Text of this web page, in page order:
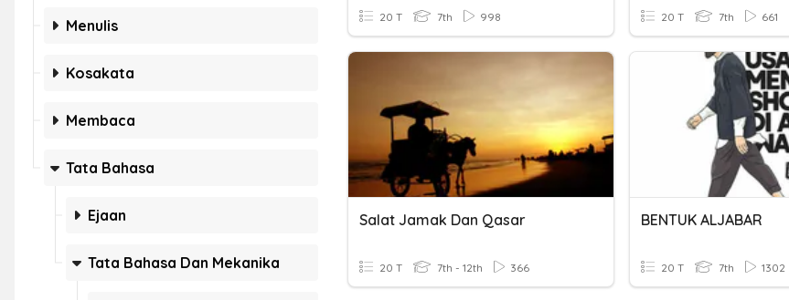
Menulis
Kosakata
Membaca
Tata Bahasa
Ejaan
Tata Bahasa Dan Mekanika
20 T 7th 998 20 T 7th 661
Salat Jamak Dan Qasar
20 T 7th - 12th 366
BENTUK ALJABAR
20 T 7th 1302